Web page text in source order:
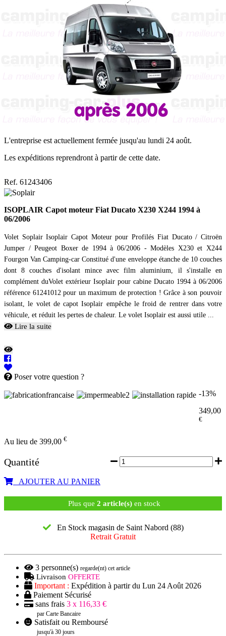
L'entreprise est actuellement fermée jusqu'au lundi 24 août.
Les expéditions reprendront à partir de cette date.
Ref. 61243406
ISOPLAIR Capot moteur Fiat Ducato X230 X244 1994 à
06/2006
Volet Soplair Isoplair Capot Moteur pour Profilés Fiat Ducato / Citroën
Jumper / Peugeot Boxer de 1994 à 06/2006 - Modèles X230 et X244
Fourgon Van Camping-car Constitué d'une enveloppe étanche de 10 couches
dont 8 couches d'isolant mince avec film aluminium, il s'installe en
complément duVolet extérieur Isoplair pour cabine Ducato 1994 à 06/2006
référence 61241012 pour un maximum de protection ! Grâce à son pouvoir
isolant, le volet de capot Isoplair empêche le froid de rentrer dans votre
véhicule, et réduit les pertes de chaleur. Le volet Isoplair est aussi utile ...
Lire la suite
Poser votre question ?
-13%
349,00
€
Au lieu de 399,00 €
Quantité
AJOUTER AU PANIER
Plus que 2 article(s)en stock
En Stock magasin de Saint Nabord (88)
Retrait Gratuit
3 personne(s) regarde(nt) cet article
Livraison OFFERTE
Important : Expédition à partir du Lun 24 Août 2026
Paiement Sécurisé
sans frais 3 x 116,33 €
par Carte Bancaire
Satisfait ou Remboursé
jusqu'à 30 jours